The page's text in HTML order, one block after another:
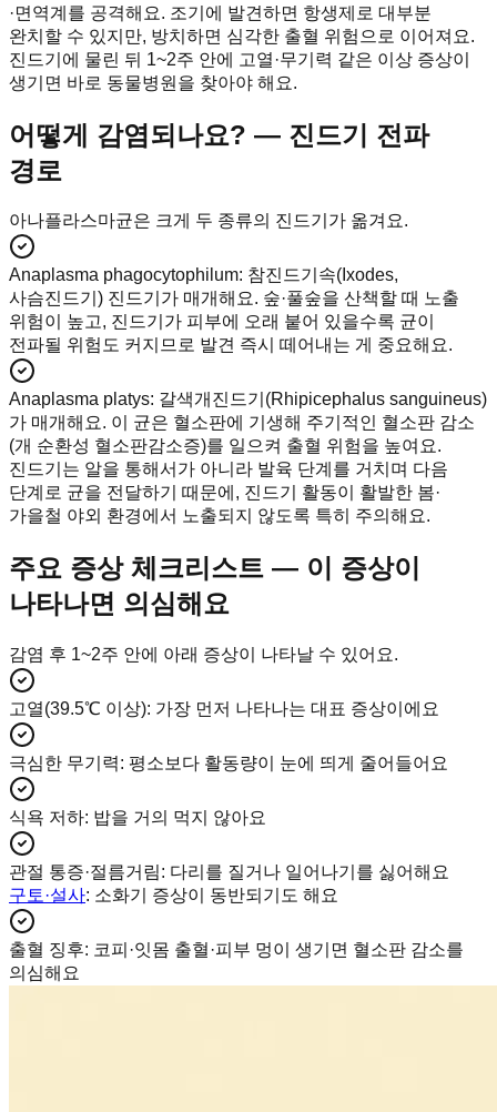
·면역계를 공격해요. 조기에 발견하면 항생제로 대부분
완치할 수 있지만, 방치하면 심각한 출혈 위험으로 이어져요.
진드기에 물린 뒤 1~2주 안에 고열·무기력 같은 이상 증상이
생기면 바로 동물병원을 찾아야 해요.
어떻게 감염되나요? — 진드기 전파
경로
아나플라스마균은 크게 두 종류의 진드기가 옮겨요.
Anaplasma phagocytophilum: 참진드기속(Ixodes,
사슴진드기) 진드기가 매개해요. 숲·풀숲을 산책할 때 노출
위험이 높고, 진드기가 피부에 오래 붙어 있을수록 균이
전파될 위험도 커지므로 발견 즉시 떼어내는 게 중요해요.
Anaplasma platys: 갈색개진드기(Rhipicephalus sanguineus)
가 매개해요. 이 균은 혈소판에 기생해 주기적인 혈소판 감소
(개 순환성 혈소판감소증)를 일으켜 출혈 위험을 높여요.
진드기는 알을 통해서가 아니라 발육 단계를 거치며 다음
단계로 균을 전달하기 때문에, 진드기 활동이 활발한 봄·
가을철 야외 환경에서 노출되지 않도록 특히 주의해요.
주요 증상 체크리스트 — 이 증상이
나타나면 의심해요
감염 후 1~2주 안에 아래 증상이 나타날 수 있어요.
고열(39.5℃ 이상): 가장 먼저 나타나는 대표 증상이에요
극심한 무기력: 평소보다 활동량이 눈에 띄게 줄어들어요
식욕 저하: 밥을 거의 먹지 않아요
관절 통증·절름거림: 다리를 질거나 일어나기를 싫어해요
구토·설사: 소화기 증상이 동반되기도 해요
출혈 징후: 코피·잇몸 출혈·피부 멍이 생기면 혈소판 감소를
의심해요